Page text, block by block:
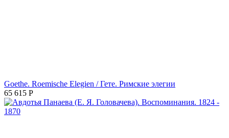
Goethe. Roemische Elegien / Гете. Римские элегии
65 615 Р